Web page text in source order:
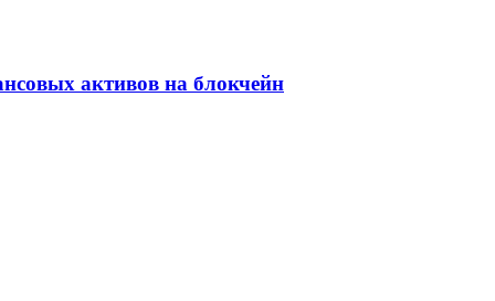
активов на блокчейн